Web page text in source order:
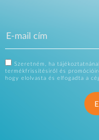
Szeretném, ha
termékfrissítésiről és
hogy elolvasta és elfogadta a